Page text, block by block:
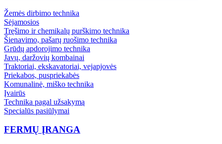
Žemės dirbimo technika
Sėjamosios
Tręšimo ir chemikalų purškimo technika
Šienavimo, pašarų ruošimo technika
Grūdų apdorojimo technika
Javų, daržovių kombainai
Traktoriai, ekskavatoriai, vejapjovės
Priekabos, puspriekabės
Komunalinė, miško technika
Įvairūs
Technika pagal užsakymą
Specialūs pasiūlymai
FERMŲ ĮRANGA